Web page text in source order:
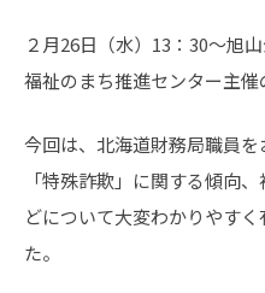
２月26日（水）13：30～旭
福祉のまち推進センター主催
今回は、北海道財務局職員
「特殊詐欺」に関する傾向
どについて大変わかりやす
た。